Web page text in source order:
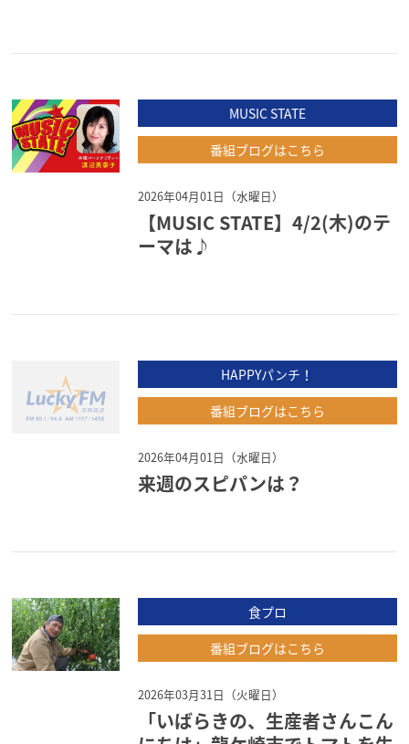
MUSIC STATE
番組ブログはこちら
2026年04月01日（水曜日）
【MUSIC STATE】4/2(木)のテ
ーマは♪
HAPPYパンチ！
番組ブログはこちら
2026年04月01日（水曜日）
来週のスピパンは？
食プロ
番組ブログはこちら
2026年03月31日（火曜日）
「いばらきの、生産者さんこん